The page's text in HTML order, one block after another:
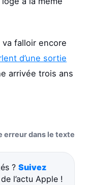
va falloir encore
d’une sortie
arrivée trois ans
erreur dans le texte
? Suivez
l’actu Apple !